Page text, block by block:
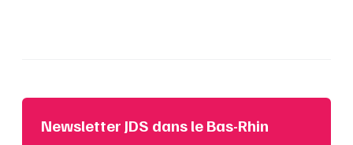
Newsletter JDS dans le Bas-Rhin